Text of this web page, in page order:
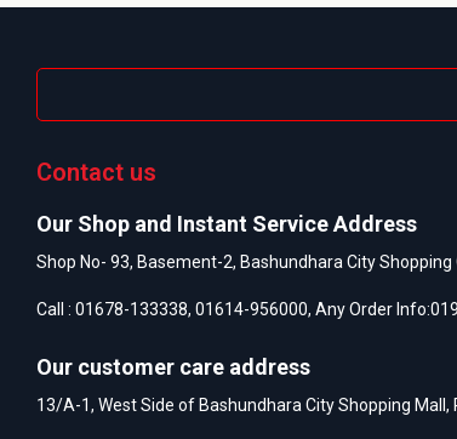
Contact us
Our Shop and Instant Service Address
Shop No- 93, Basement-2, Bashundhara City
Call : 01678-133338, 01614-956000, Any Order Info:
Our customer care address
13/A-1, West Side of Bashundhara City Shopping Mall,